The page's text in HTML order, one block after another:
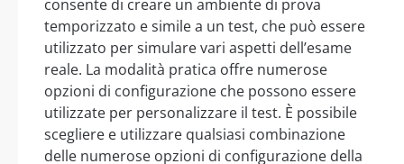
consente di creare un ambiente di prova
temporizzato e simile a un test, che può essere
utilizzato per simulare vari aspetti dell’esame
reale. La modalità pratica offre numerose
opzioni di configurazione che possono essere
utilizzate per personalizzare il test. È possibile
scegliere e utilizzare qualsiasi combinazione
delle numerose opzioni di configurazione della